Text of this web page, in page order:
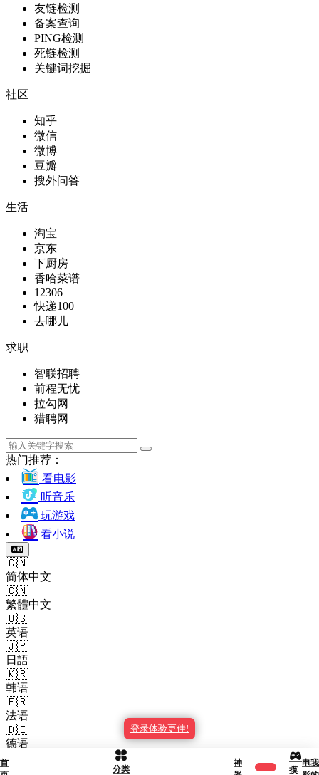
首
分类
神
摸
电我
登录体验更佳!
友链检测
备案查询
PING检测
死链检测
关键词挖掘
社区
知乎
微信
微博
豆瓣
搜外问答
生活
淘宝
京东
下厨房
香哈菜谱
12306
快递100
去哪儿
求职
智联招聘
前程无忧
拉勾网
猎聘网
热门推荐：
看电影
听音乐
玩游戏
看小说
🇨🇳
简体中文
🇨🇳
繁體中文
🇺🇸
英语
🇯🇵
日語
🇰🇷
韩语
🇫🇷
法语
🇩🇪
德语
🇪🇸
西班牙语